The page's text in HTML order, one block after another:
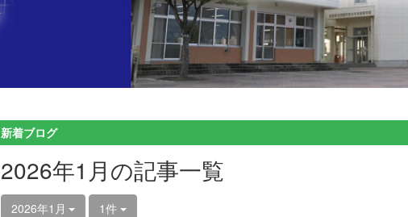
新着ブログ
2026年1月の記事一覧
2026年1月 1件